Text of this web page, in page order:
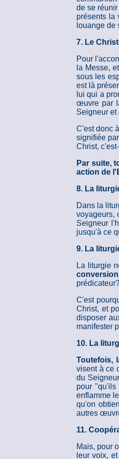
de se
présents la
louange de
7. Le
Pour
la Messe,
sous les
est là
lui qui a
œuvre par
Seigneur et
C'est donc
signifiée
Christ,
Par suite,
action de
8. La
Dans la
voyageurs,
Seigneur
jusqu'à ce
9. La
La liturgie
conversion
C'est
Christ, et
disposer
manifester
10. La
Toutefois,
visent à ce
du
pour
enflamme
qu'on
autres
11.
Mais, pour
leur voix,